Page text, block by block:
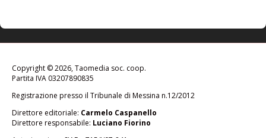
Copyright © 2026, Taomedia soc. coop.
Partita IVA 03207890835
Registrazione presso il Tribunale di Messina n.12/2012
Direttore editoriale: Carmelo Caspanello
Direttore responsabile: Luciano Fiorino